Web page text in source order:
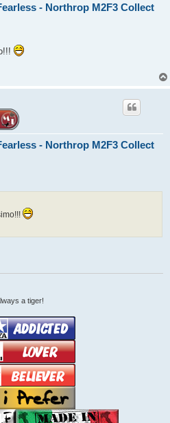
- Northrop M2F3 Collect
- Northrop M2F3 Collect
a tiger!